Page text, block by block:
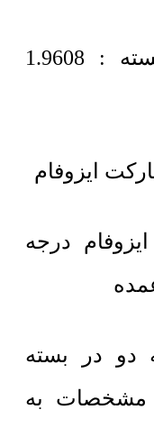
سطح پوشش هر بسته : 1.9608
درجه
دو در بسته
مشخصات به